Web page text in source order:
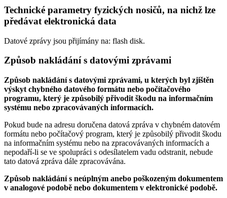
Technické parametry fyzických nosičů, na nichž lze
předávat elektronická data
Datové zprávy jsou přijímány na: flash disk.
Způsob nakládání s datovými zprávami
Způsob nakládání s datovými zprávami, u kterých byl zjištěn
výskyt chybného datového formátu nebo počítačového
programu, který je způsobilý přivodit škodu na informačním
systému nebo zpracovávaných informacích.
Pokud bude na adresu doručena datová zpráva v chybném datovém
formátu nebo počítačový program, který je způsobilý přivodit škodu
na informačním systému nebo na zpracovávaných informacích a
nepodaří-li se ve spolupráci s odesílatelem vadu odstranit, nebude
tato datová zpráva dále zpracovávána.
Způsob nakládání s neúplným anebo poškozeným dokumentem
v analogové podobě nebo dokumentem v elektronické podobě.